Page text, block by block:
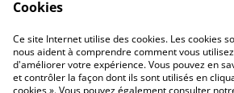
Cookies
Ce site Internet utilise des cookies. Les cookies
nous aident à comprendre comment vous
d'améliorer votre expérience. Vous pouvez en
et contrôler la façon dont ils sont utilisés en
cookies ». Vous pouvez également consulter